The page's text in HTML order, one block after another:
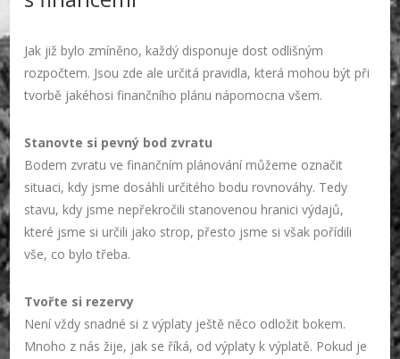
Jak již bylo zmíněno, každý disponuje dost odlišným
rozpočtem. Jsou zde ale určitá pravidla, která mohou být při
tvorbě jakéhosi finančního plánu nápomocna všem.
Stanovte si pevný bod zvratu
Bodem zvratu ve finančním plánování můžeme označit
situaci, kdy jsme dosáhli určitého bodu rovnováhy. Tedy
stavu, kdy jsme nepřekročili stanovenou hranici výdajů,
které jsme si určili jako strop, přesto jsme si však pořídili
vše, co bylo třeba.
Tvořte si rezervy
Není vždy snadné si z výplaty ještě něco odložit bokem.
Mnoho z nás žije, jak se říká, od výplaty k výplatě. Pokud je